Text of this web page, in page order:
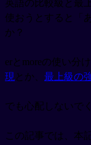
英語の比較級と最
使おうとすると「
か？
erとmoreの使い分け
現とか、 最上級の
でも心配しないで
この記事では、本